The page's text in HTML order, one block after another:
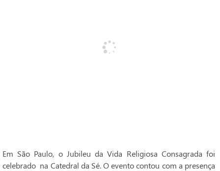
Em São Paulo, o Jubileu da Vida Religiosa Consagrada foi
celebrado na Catedral da Sé. O evento contou com a presença